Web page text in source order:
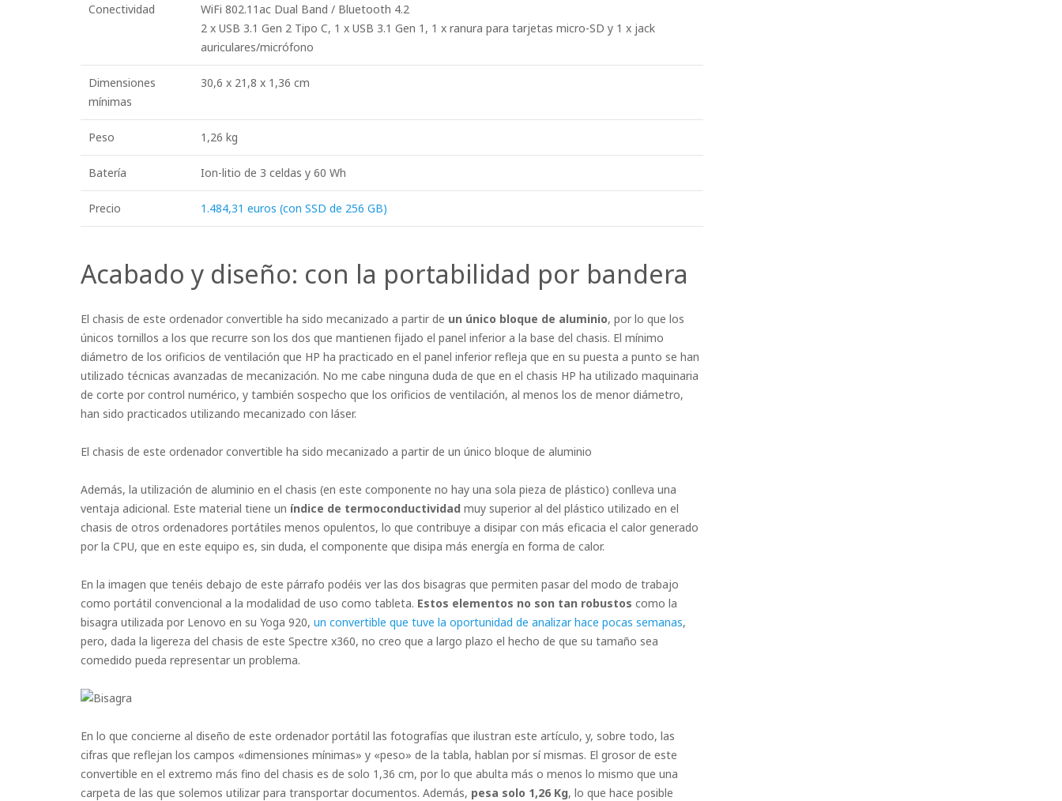
Conectividad
WiFi 802.11ac Dual Band / Bluetooth 4.2
2 x USB 3.1 Gen 2 Tipo C, 1 x USB 3.1 Gen 1, 1 x ranura para tarjetas micro-SD y 1 x jack
auriculares/micrófono
Dimensiones
mínimas
30,6 x 21,8 x 1,36 cm
Peso 1,26 kg
Batería Ion-litio de 3 celdas y 60 Wh
Precio 1.484,31 euros (con SSD de 256 GB)
Acabado y diseño: con la portabilidad por bandera
El chasis de este ordenador convertible ha sido mecanizado a partir de un único bloque de aluminio, por lo que los
únicos tornillos a los que recurre son los dos que mantienen fijado el panel inferior a la base del chasis. El mínimo
diámetro de los orificios de ventilación que HP ha practicado en el panel inferior refleja que en su puesta a punto se han
utilizado técnicas avanzadas de mecanización. No me cabe ninguna duda de que en el chasis HP ha utilizado maquinaria
de corte por control numérico, y también sospecho que los orificios de ventilación, al menos los de menor diámetro,
han sido practicados utilizando mecanizado con láser.
El chasis de este ordenador convertible ha sido mecanizado a partir de un único bloque de aluminio
Además, la utilización de aluminio en el chasis (en este componente no hay una sola pieza de plástico) conlleva una
ventaja adicional. Este material tiene un índice de termoconductividad muy superior al del plástico utilizado en el
chasis de otros ordenadores portátiles menos opulentos, lo que contribuye a disipar con más eficacia el calor generado
por la CPU, que en este equipo es, sin duda, el componente que disipa más energía en forma de calor.
En la imagen que tenéis debajo de este párrafo podéis ver las dos bisagras que permiten pasar del modo de trabajo
como portátil convencional a la modalidad de uso como tableta. Estos elementos no son tan robustos como la
bisagra utilizada por Lenovo en su Yoga 920, un convertible que tuve la oportunidad de analizar hace pocas semanas,
pero, dada la ligereza del chasis de este Spectre x360, no creo que a largo plazo el hecho de que su tamaño sea
comedido pueda representar un problema.
En lo que concierne al diseño de este ordenador portátil las fotografías que ilustran este artículo, y, sobre todo, las
cifras que reflejan los campos «dimensiones mínimas» y «peso» de la tabla, hablan por sí mismas. El grosor de este
convertible en el extremo más fino del chasis es de solo 1,36 cm, por lo que abulta más o menos lo mismo que una
carpeta de las que solemos utilizar para transportar documentos. Además, pesa solo 1,26 Kg, lo que hace posible